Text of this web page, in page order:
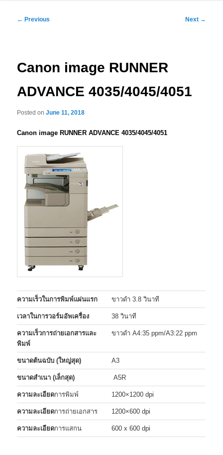
Post
← Previous Next →
Canon image RUNNER
ADVANCE 4035/4045/4051
Posted onJune 11, 2018
Canon image RUNNER ADVANCE 4035/4045/4051
ความเร็วในการพิมพ์แผ่นแรก ขาวดำ 3.8 วินาที
เวลาในการวอร์มอัพเครื่อง 38 วินาที
ความเร็วการถ่ายเอกสารและ
พิมพ์
ขาวดำ A4:35 ppm/A3:22 ppm
ขนาดต้นฉบับ (ใหญ่สุด) A3
ขนาดสำเนา (เล็กสุด) A5R
ความละเอียดการพิมพ์ 1200×1200 dpi
ความละเอียดการถ่ายเอกสาร 1200×600 dpi
ความละเอียดการแสกน 600 x 600 dpi